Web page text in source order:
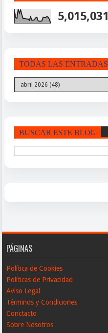
5,015,031
TODAS LAS ENTRADAS
BUSCAR ESTE BLOG
PÁGINAS
Política de Cookies
Políticas de Privacidad
Aviso Legal
Términos y Condiciones
Conctacto
Sobre Nosotros